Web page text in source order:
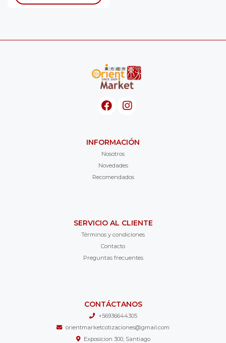
INFORMACIÓN
Nosotros
Novedades
Recomendados
SERVICIO AL CLIENTE
Términos y condiciones
Contacto
Preguntas frecuentes
CONTÁCTANOS
+56936644305
orientmarketcotizaciones@gmail.com
Exposicion 300, Santiago